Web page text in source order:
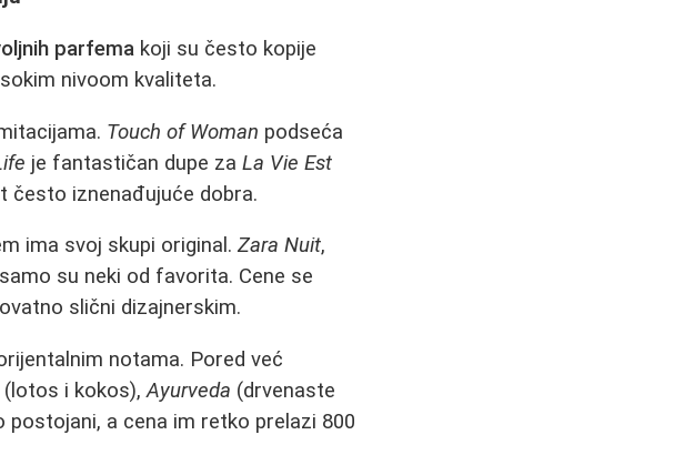
parfema koji su često kopije
nivoom kvaliteta.
Touch of Woman podseća
je fantastičan dupe zaLa Vie Est
često iznenađujuće dobra.
ima svoj skupi original.Zara Nuit,
su neki od favorita. Cene se
slični dizajnerskim.
notama. Pored već
(lotos i kokos),Ayurveda (drvenaste
a cena im retko prelazi 800